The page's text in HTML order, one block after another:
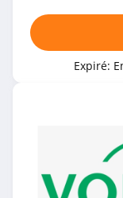
vite!
Expiré: